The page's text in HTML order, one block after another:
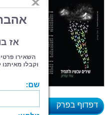
דפדוף בפרק
אסופת
שיר-
יום,